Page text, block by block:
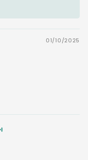
01/10/2025